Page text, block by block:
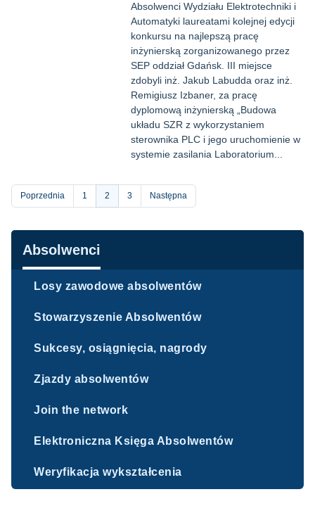
Absolwenci Wydziału Elektrotechniki i
Automatyki laureatami kolejnej edycji
konkursu na najlepszą pracę
inżynierską zorganizowanego przez
SEP oddział Gdańsk. III miejsce
zdobyli inż. Jakub Labudda oraz inż.
Remigiusz Izbaner, za pracę
dyplomową inżynierską „Budowa
układu SZR z wykorzystaniem
sterownika PLC i jego uruchomienie w
systemie zasilania Laboratorium...
Stronicowanie
Poprzednia Strona
1
Bieżąca
strona
2 Strona
3 Następna
Nawigacja
Absolwenci
Losy zawodowe absolwentów
Stowarzyszenie Absolwentów
Sukcesy, osiągnięcia, nagrody
Zjazdy absolwentów
Join the network
Elektroniczna Księga Absolwentów
Weryfikacja wykształcenia